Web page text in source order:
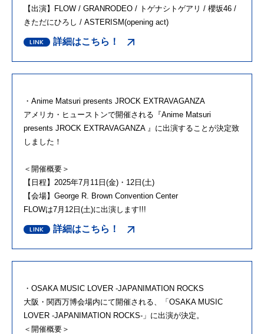
【出演】FLOW / GRANRODEO / トゲナシトゲアリ / 櫻坂46 /
きただにひろし / ASTERISM(opening act)
詳細はこちら！
・Anime Matsuri presents JROCK EXTRAVAGANZA
アメリカ・ヒューストンで開催される『Anime Matsuri
presents JROCK EXTRAVAGANZA 』に出演することが決定致
しました！
＜開催概要＞
【日程】2025年7月11日(金)・12日(土)
【会場】George R. Brown Convention Center
FLOWは7月12日(土)に出演します!!!
詳細はこちら！
・OSAKA MUSIC LOVER -JAPANIMATION ROCKS
大阪・関西万博会場内にて開催される、「OSAKA MUSIC
LOVER -JAPANIMATION ROCKS-」に出演が決定。
＜開催概要＞